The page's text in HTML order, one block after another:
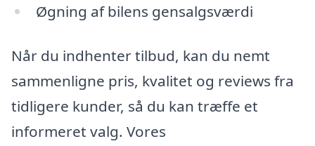
Øgning af bilens gensalgsværdi
Når du indhenter tilbud, kan du nemt
sammenligne pris, kvalitet og reviews fra
tidligere kunder, så du kan træffe et
informeret valg. Vores